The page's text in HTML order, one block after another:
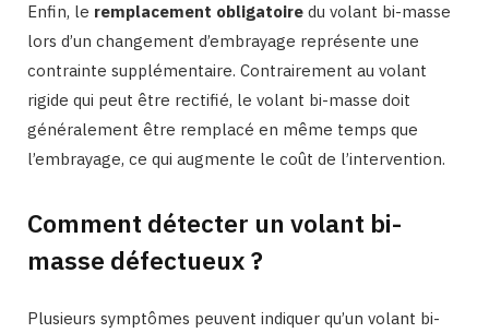
Enfin, le remplacement obligatoire du volant bi-masse
lors d’un changement d’embrayage représente une
contrainte supplémentaire. Contrairement au volant
rigide qui peut être rectifié, le volant bi-masse doit
généralement être remplacé en même temps que
l’embrayage, ce qui augmente le coût de l’intervention.
Comment détecter un volant bi-
masse défectueux ?
Plusieurs symptômes peuvent indiquer qu’un volant bi-